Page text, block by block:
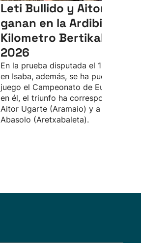
Leti Bullido y Aitor
ganan en la
Kilometro Bertikala de
2026
En la prueba disputada el 13 de junio
en Isaba, además, se ha puesto en
juego el Campeonato de Euskal
en él, el triunfo ha correspondido a
Aitor Ugarte (Aramaio) y a Garazi
Abasolo (Aretxabaleta).